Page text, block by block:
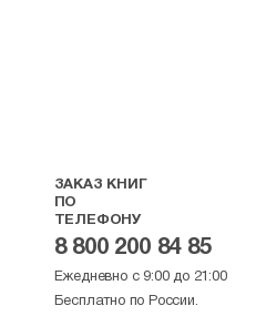
ЗАКАЗ КНИГ
ПО
ТЕЛЕФОНУ
8 800 200 84 85
Ежедневно с 9:00 до 21:00
Бесплатно по России.